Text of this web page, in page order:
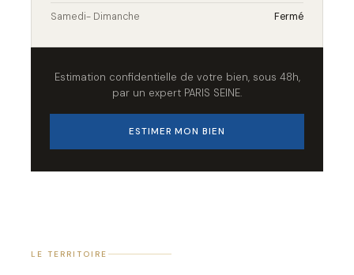
Samedi- Dimanche Fermé
Estimation confidentielle de votre bien, sous 48h,
par un expert PARIS SEINE.
ESTIMER MON BIEN
LE TERRITOIRE